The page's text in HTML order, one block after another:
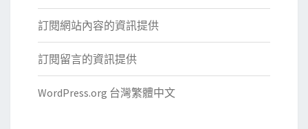
訂閱網站內容的資訊提供
訂閱留言的資訊提供
WordPress.org 台灣繁體中文